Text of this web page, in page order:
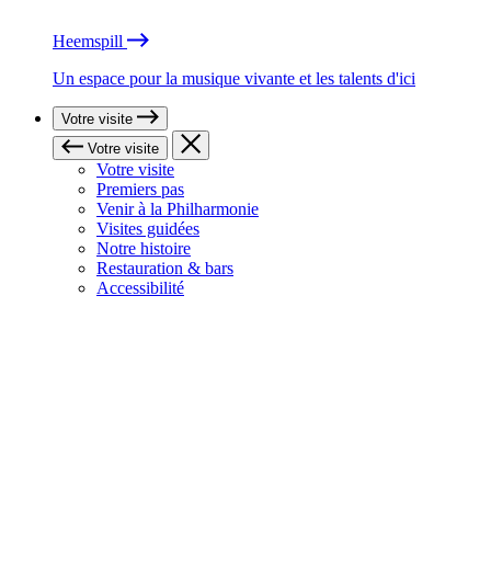
Heemspill
Un espace pour la musique vivante et les talents d'ici
Votre visite
Votre visite
Votre visite
Premiers pas
Venir à la Philharmonie
Visites guidées
Notre histoire
Restauration & bars
Accessibilité